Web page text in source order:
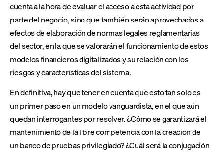
cuenta a la hora de evaluar el acceso a esta actividad por
parte del negocio, sino que también serán aprovechados a
efectos de elaboración de normas legales reglamentarias
del sector, en la que se valorarán el funcionamiento de estos
modelos financieros digitalizados y su relación con los
riesgos y características del sistema.
En definitiva, hay que tener en cuenta que esto tan solo es
un primer paso en un modelo vanguardista, en el que aún
quedan interrogantes por resolver. ¿Cómo se garantizará el
mantenimiento de la libre competencia con la creación de
un banco de pruebas privilegiado? ¿Cuál será la conjugación